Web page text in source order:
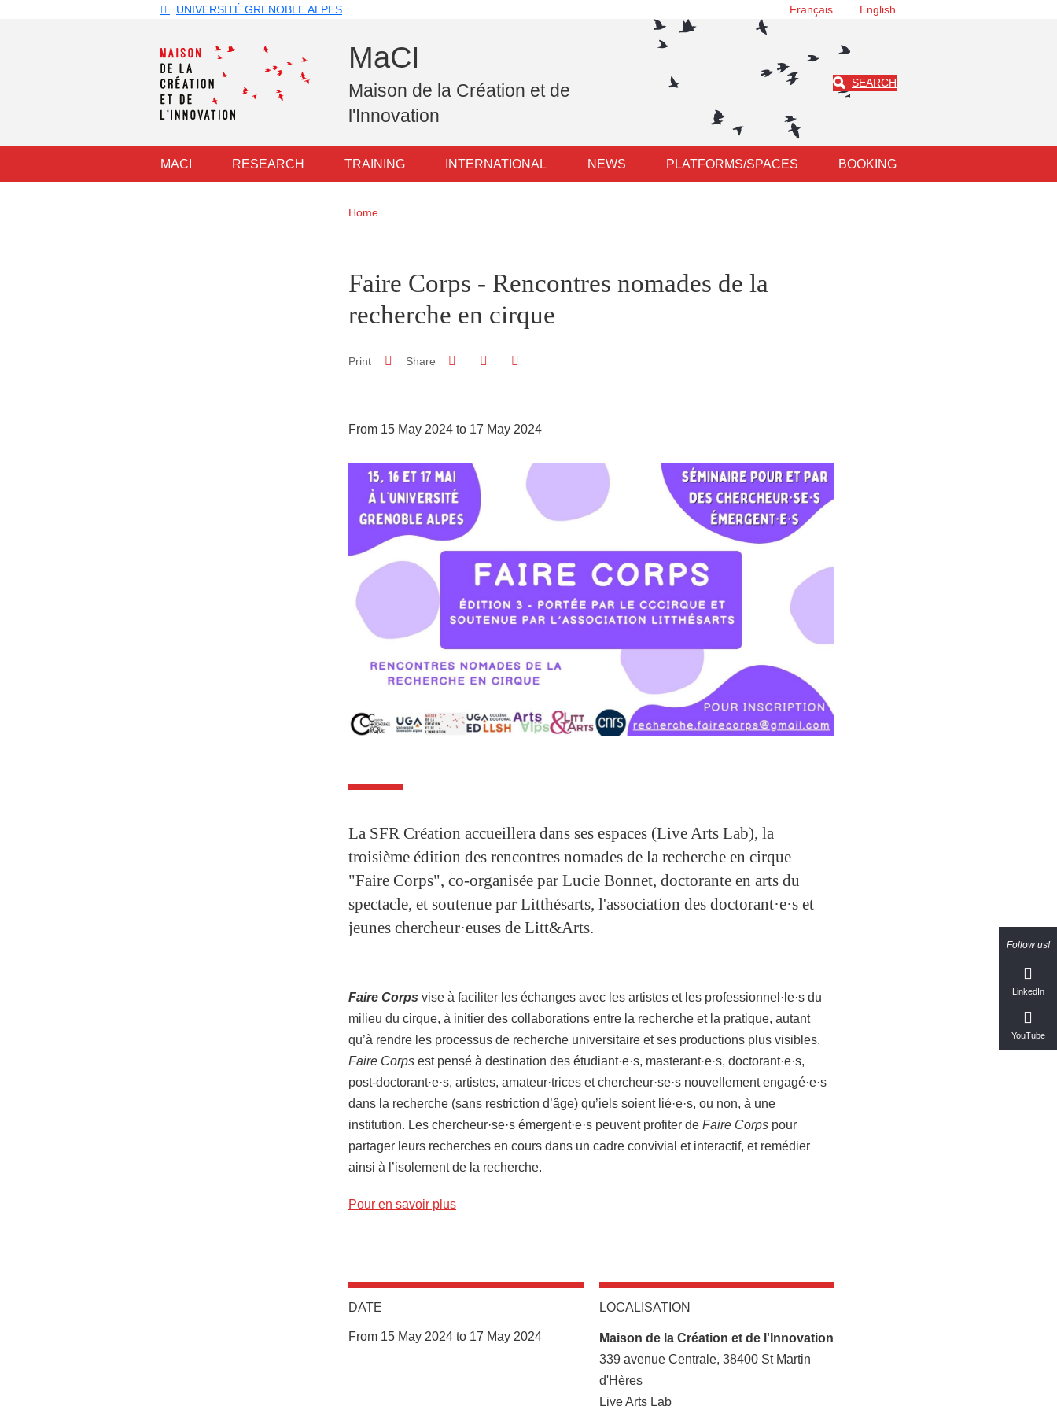
UNIVERSITÉ GRENOBLE ALPES Français English
Follow us!
LinkedIn
YouTube
MaCI
Maison de la Création et de
l'Innovation
SEARCH
Navigation principale
MACI RESEARCH TRAINING INTERNATIONAL NEWS PLATFORMS/SPACES BOOKING
Breadcrumb
Home
Navigation principale SidebarFaire Corps - Rencontres nomades de la
recherche en cirque
Print Share Share on Facebook
Share on LinkedIn
From 15 May 2024 to 17 May 2024
La SFR Création accueillera dans ses espaces (Live Arts Lab), la
troisième édition des rencontres nomades de la recherche en cirque
"Faire Corps", co-organisée par Lucie Bonnet, doctorante en arts du
spectacle, et soutenue par Litthésarts, l'association des doctorant·e·s et
jeunes chercheur·euses de Litt&Arts.
Faire Corps vise à faciliter les échanges avec les artistes et les professionnel·le·s du
milieu du cirque, à initier des collaborations entre la recherche et la pratique, autant
qu’à rendre les processus de recherche universitaire et ses productions plus visibles.
Faire Corpsest pensé à destination des étudiant·e·s, masterant·e·s, doctorant·e·s,
post-doctorant·e·s, artistes, amateur·trices et chercheur·se·s nouvellement engagé·e·s
dans la recherche (sans restriction d’âge) qu’iels soient lié·e·s, ou non, à une
institution. Les chercheur·se·s émergent·e·s peuvent profiter de Faire Corpspour
partager leurs recherches en cours dans un cadre convivial et interactif, et remédier
ainsi à l’isolement de la recherche.
Pour en savoir plus
DATE
From 15 May 2024 to 17 May 2024
LOCALISATION
Complément lieu
Maison de la Création et de l'Innovation
339 avenue Centrale, 38400 St Martin
d'Hères
Live Arts Lab